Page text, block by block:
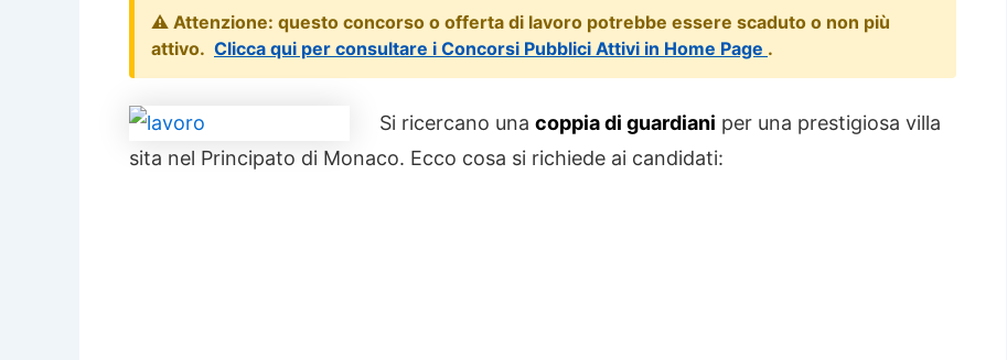
⚠️ Attenzione: questo concorso o offerta di lavoro potrebbe essere scaduto o non più
attivo. Clicca qui per consultare i Concorsi Pubblici Attivi in Home Page .
Si ricercano una coppia di guardiani per una prestigiosa villa
sita nel Principato di Monaco. Ecco cosa si richiede ai candidati: